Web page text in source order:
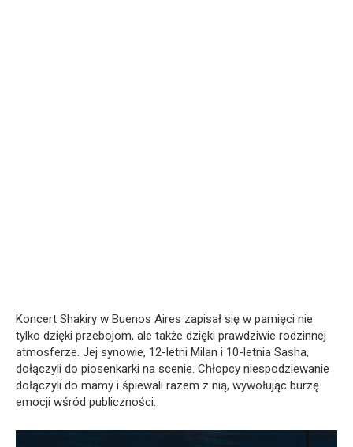
Koncert Shakiry w Buenos Aires zapisał się w pamięci nie
tylko dzięki przebojom, ale także dzięki prawdziwie rodzinnej
atmosferze. Jej synowie, 12-letni Milan i 10-letnia Sasha,
dołączyli do piosenkarki na scenie. Chłopcy niespodziewanie
dołączyli do mamy i śpiewali razem z nią, wywołując burzę
emocji wśród publiczności.